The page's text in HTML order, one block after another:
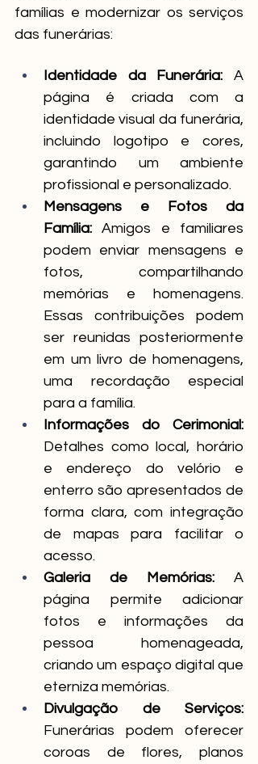
famílias e modernizar os serviços
das funerárias:
Identidade da Funerária: A
página é criada com a
identidade visual da funerária,
incluindo logotipo e cores,
garantindo um ambiente
profissional e personalizado.
Mensagens e Fotos da
Família: Amigos e familiares
podem enviar mensagens e
fotos, compartilhando
memórias e homenagens.
Essas contribuições podem
ser reunidas posteriormente
em um livro de homenagens,
uma recordação especial
para a família.
Informações do Cerimonial:
Detalhes como local, horário
e endereço do velório e
enterro são apresentados de
forma clara, com integração
de mapas para facilitar o
acesso.
Galeria de Memórias: A
página permite adicionar
fotos e informações da
pessoa homenageada,
criando um espaço digital que
eterniza memórias.
Divulgação de Serviços:
Funerárias podem oferecer
coroas de flores, planos